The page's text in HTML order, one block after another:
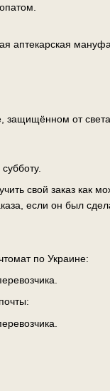
аптекарская
защищённом от
свой заказ как
если он был
по Украине: